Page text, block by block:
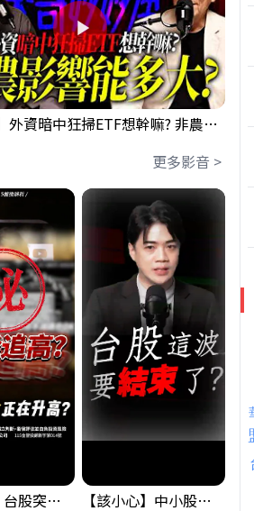
【注意!!!】外資暗中狂掃ETF想幹嘛? 非農影響能多大?!｜ Mr.永年 李 / Mr.JIMMY 高志銘 / 理財有夠跩
更多影音 >
【藏訊號】台股突破季線，週一我提醒了這個關鍵訊號 【該小心】中小股派對結束 ? 關鍵訊號都指向...